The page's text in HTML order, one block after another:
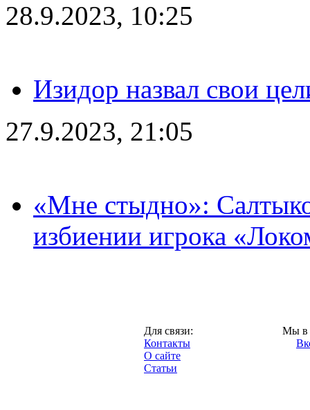
28.9.2023, 10:25
Изидор назвал свои
27.9.2023, 21:05
«Мне стыдно»:
избиении игрока
Для связи:
Контакты
О сайте
Статьи
Мы в